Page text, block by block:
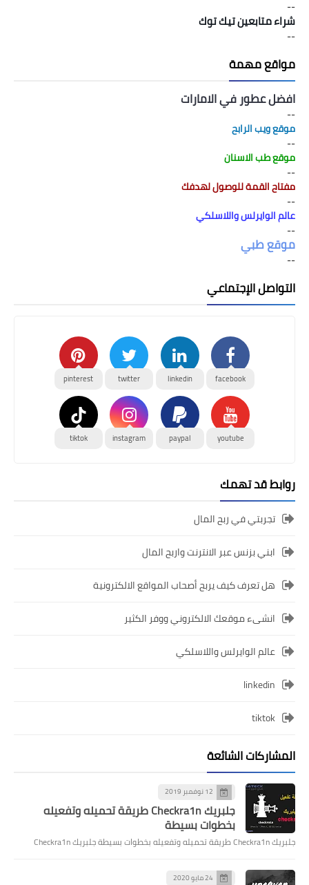
--
شراء متابعين تيك توك
--
مواقع مهمة
افضل عطور في الامارات
--
موقع ويب الرابح
--
موقع طب الاسنان
--
مفتاح القمة للوصول لهدفك
--
عالم الوايرلس واللاسلكي
--
موقع طبي
--
التواصل الإجتماعي
facebook
linkedin
twitter
pinterest
youtube
paypal
instagram
tiktok
روابط قد تهمك
تجربتي في ربح المال
ابني بزنس عبر الانترنت واربح المال
هل تعرف كيف يربح أصحاب المواقع الالكترونية
انشىء موقعك الالكتروني ووفر الكثير
عالم الوايرلس واللاسلكي
linkedin
tiktok
المشاركات الشائعة
12 نوفمبر 2019
جلبريك Checkra1n طريقة تحميله وتفعيله
بخطوات بسيطة
جلبريك Checkra1n طريقة تحميله وتفعيله بخطوات بسيطة جلبريك Checkra1n
24 مايو 2020